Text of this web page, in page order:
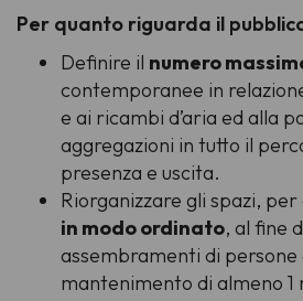
Per quanto riguarda il
Definire il numero
contemporanee in
e ai ricambi d’aria ed alla
aggregazioni in tutto il
presenza e uscita.
Riorganizzare gli spazi, per
in modo ordinato, al fine
assembramenti di persone
mantenimento di almeno 1